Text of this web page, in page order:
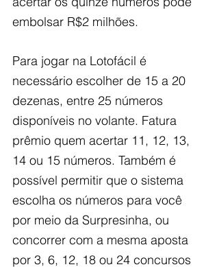
embolsar R$2 milhões.
Para jogar na Lotofácil é
necessário escolher de 15 a 20
dezenas, entre 25 números
disponíveis no volante. Fatura
prêmio quem acertar 11, 12, 13,
14 ou 15 números. Também é
possível permitir que o sistema
escolha os números para você
por meio da Surpresinha, ou
concorrer com a mesma aposta
por 3, 6, 12, 18 ou 24 concursos